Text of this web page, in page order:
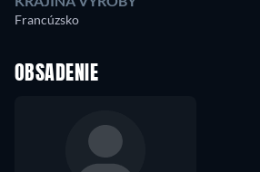
Francúzsko
OBSADENIE